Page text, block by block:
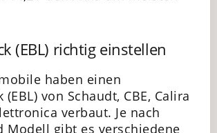
(EBL) richtig einstellen
haben einen
von Schaudt, CBE, Calira
verbaut. Je nach
Modell gibt es verschiedene